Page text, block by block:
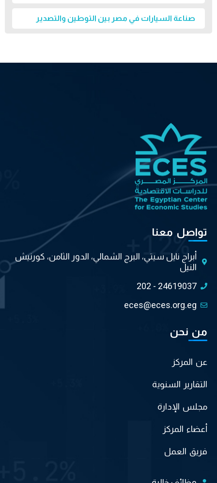
صناعة السيارات في مصر بين التوطين والتصدير
تواصل معنا
أبراج نايل سيتي، البرج الشمالي، الدور الثامن، كورنيش
النيل
202 - 24619037
eces@eces.org.eg
من نحن
عن المركز
التقارير السنوية
مجلس الإدارة
أعضاء المركز
فريق العمل